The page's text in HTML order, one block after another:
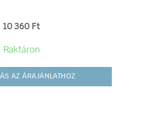
10 360 Ft
Raktáron
AZ ÁRAJÁNLATHOZ